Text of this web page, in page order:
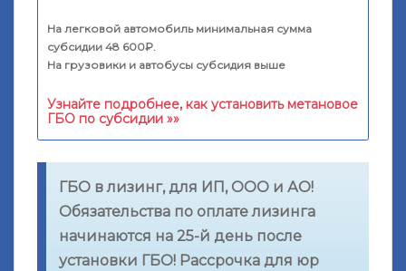
На легковой автомобиль минимальная сумма
субсидии 48 600₽.
На грузовики и автобусы субсидия выше
Узнайте подробнее, как установить метановое
ГБО по субсидии »»
ГБО в лизинг, для ИП, ООО и АО!
Обязательства по оплате лизинга
начинаются на 25-й день после
установки ГБО! Рассрочка для юр